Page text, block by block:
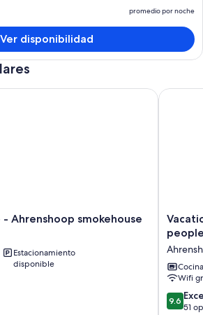
El
promedio por noche
Ver disponibilidad
Ahrenshoop smokehouse
Estacionamiento
disponible
smokehouse
Vacation
home
close
to
the
beach
for
2
Cocina
Wifi
9.6
de
9.6
51